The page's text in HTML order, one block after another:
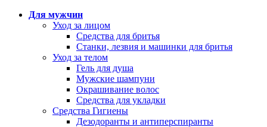
Для мужчин
Уход за лицом
Средства для бритья
Станки, лезвия и машинки для бритья
Уход за телом
Гель для душа
Мужские шампуни
Окрашивание волос
Средства для укладки
Средства Гигиены
Дезодоранты и антиперспиранты